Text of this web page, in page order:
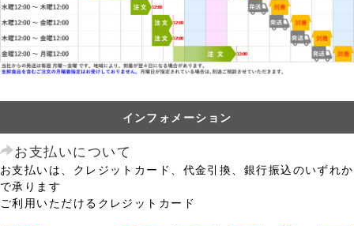
インフォメーション
お支払いについて
お支払いは、クレジットカード、代金引換、銀行振込のいずれか
で承ります
ご利用いただけるクレジットカード